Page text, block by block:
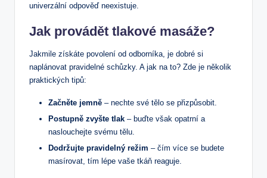
univerzální odpověď neexistuje.
Jak provádět tlakové masáže?
Jakmile získáte povolení od odborníka, je dobré si
naplánovat pravidelné schůzky. A jak na to? Zde je několik
praktických tipů:
Začněte jemně – nechte své tělo se přizpůsobit.
Postupně zvyšte tlak – buďte však opatrní a
naslouchejte svému tělu.
Dodržujte pravidelný režim – čím více se budete
masírovat, tím lépe vaše tkáň reaguje.